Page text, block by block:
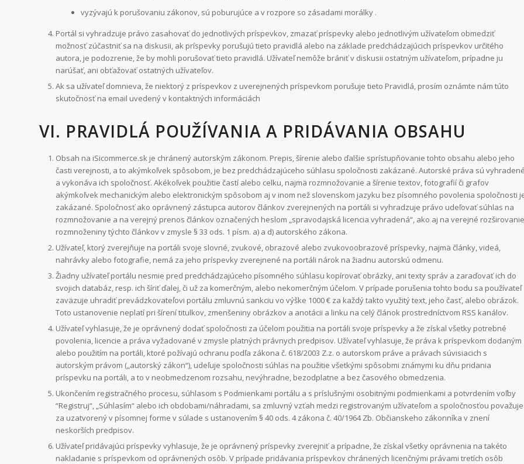
vyzývajú k porušovaniu zákonov, sú poburujúce a v rozpore so zásadami morálky .
Portál si vyhradzuje právo zasahovať do jednotlivých príspevkov, zmazať príspevky alebo jednotlivým užívateľom obmedziť
možnosť zúčastniť sa na diskusii, ak príspevky porušujú tieto pravidlá alebo na základe predchádzajúcich príspevkov určitého
autora, je podozrenie, že by mohli porušovať tieto pravidlá. Užívateľ nemôže brániť v diskusii ostatným užívateľom, prípadne ju
narúšať, ani obťažovať ostatných užívateľov.
Ak sa užívateľ domnieva, že niektorý z príspevkov z uverejnených príspevkom porušuje tieto Pravidlá, prosím oznámte nám túto
skutočnosť na email uvedený v kontaktných informáciách
VI. PRAVIDLÁ POUŽÍVANIA A PRIDÁVANIA OBSAHU
Obsah na iSicommerce.sk je chránený autorským zákonom. Prepis, šírenie alebo ďalšie sprístupňovanie tohto obsahu alebo jeho
časti verejnosti, a to akýmkoľvek spôsobom, je bez predchádzajúceho súhlasu spoločnosti zakázané. Autorské práva sú
a vykonáva ich spoločnosť. Akékoľvek použitie častí alebo celku, najmä rozmnožovanie a šírenie textov, fotografií či grafov
akýmkoľvek mechanickým alebo elektronickým spôsobom aj v inom než slovenskom jazyku bez písomného povolenia spoločnosti
zakázané. Spoločnosť ako oprávnený zástupca autorov článkov zverejnených na portáli si vyhradzuje právo udeľovať súhlas na
rozmnožovanie a na verejný prenos článkov označených heslom „spravodajská licencia vyhradená“, ako aj na verejné rozširovanie
rozmnoženiny týchto článkov v zmysle § 33 ods. 1 písm. a) a d) autorského zákona.
Užívateľ, ktorý zverejňuje na portáli svoje slovné, zvukové, obrazové alebo zvukovoobrazové príspevky, najmä články, videá,
nahrávky alebo fotografie, nemá za jeho príspevky zverejnené na portáli nárok na žiadnu autorskú odmenu.
Žiadny užívateľ portálu nesmie pred predchádzajúceho písomného súhlasu kopírovať obrázky, ani texty správ a zaraďovať ich do
svojich databáz, resp. ich šíriť ďalej, či už za komerčným, alebo nekomerčným účelom. V prípade porušenia tohto bodu sa používateľ
zaväzuje uhradiť prevádzkovateľovi portálu zmluvnú sankciu vo výške 1000 € za každý takto využitý text, jeho časť, alebo obrázok.
Toto ustanovenie neplatí pri šírení titulkov, zmenšeniny obrázkov a anotácii a linku na celý článok prostredníctvom RSS kanálov.
Užívateľ vyhlasuje, že je oprávnený dodať spoločnosti za účelom použitia na portáli svoje príspevky a že získal všetky potrebné
povolenia, licencie a práva vyžadované v zmysle platných právnych predpisov. Užívateľ vyhlasuje, že práva k príspevkom dodaným
alebo použitím na portáli, ktoré požívajú ochranu podľa zákona č. 618/2003 Z.z. o autorskom práve a právach súvisiacich s
autorským právom („autorský zákon“), udeľuje spoločnosti súhlas na použitie všetkými spôsobmi známymi ku dňu pridania
príspevku na portáli, a to v neobmedzenom rozsahu, nevýhradne, bezodplatne a bez časového obmedzenia.
Ukončením registračného procesu, súhlasom s Podmienkami portálu a s príslušnými osobitnými podmienkami a potvrdením voľby
“Registruj“, „Súhlasím“ alebo ich obdobami/náhradami, sa zmluvný vzťah medzi registrovaným užívateľom a spoločnosťou považuje
za uzatvorený v písomnej forme v súlade s ustanovením § 40 ods. 4 zákona č. 40/1964 Zb. Občianskeho zákonníka v znení
neskorších predpisov.
Užívateľ pridávajúci príspevky vyhlasuje, že je oprávnený príspevky zverejniť a prípadne, že získal všetky oprávnenia na takéto
nakladanie s príspevkom od oprávnených osôb. V prípade pridávania príspevkov chránených licenčnými právami tretích osôb